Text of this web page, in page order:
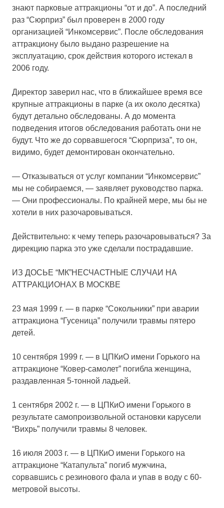
знают парковые аттракционы “от и до”. А последний
раз “Сюрприз” был проверен в 2000 году
организацией “Инкомсервис”. После обследования
аттракциону было выдано разрешение на
эксплуатацию, срок действия которого истекал в
2006 году.
Директор заверил нас, что в ближайшее время все
крупные аттракционы в парке (а их около десятка)
будут детально обследованы. А до момента
подведения итогов обследования работать они не
будут. Что же до сорвавшегося “Сюрприза”, то он,
видимо, будет демонтирован окончательно.
— Отказываться от услуг компании “Инкомсервис”
мы не собираемся, — заявляет руководство парка.
— Они профессионалы. По крайней мере, мы бы не
хотели в них разочаровываться.
Действительно: к чему теперь разочаровываться? За
дирекцию парка это уже сделали пострадавшие.
ИЗ ДОСЬЕ “МК”НЕСЧАСТНЫЕ СЛУЧАИ НА
АТТРАКЦИОНАХ В МОСКВЕ
23 мая 1999 г. — в парке “Сокольники” при аварии
аттракциона “Гусеница” получили травмы пятеро
детей.
10 сентября 1999 г. — в ЦПКиО имени Горького на
аттракционе “Ковер-самолет” погибла женщина,
раздавленная 5-тонной ладьей.
1 сентября 2002 г. — в ЦПКиО имени Горького в
результате самопроизвольной остановки карусели
“Вихрь” получили травмы 8 человек.
16 июля 2003 г. — в ЦПКиО имени Горького на
аттракционе “Катапульта” погиб мужчина,
сорвавшись с резинового фала и упав в воду с 60-
метровой высоты.